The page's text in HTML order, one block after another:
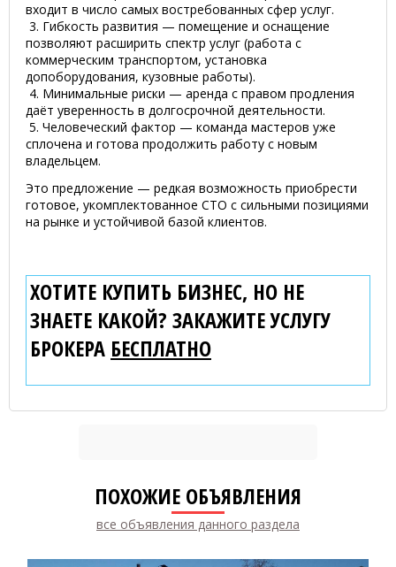
входит в число самых востребованных сфер услуг.
3. Гибкость развития — помещение и оснащение
позволяют расширить спектр услуг (работа с
коммерческим транспортом, установка
допоборудования, кузовные работы).
4. Минимальные риски — аренда с правом продления
даёт уверенность в долгосрочной деятельности.
5. Человеческий фактор — команда мастеров уже
сплочена и готова продолжить работу с новым
владельцем.
Это предложение — редкая возможность приобрести
готовое, укомплектованное СТО с сильными позициями
на рынке и устойчивой базой клиентов.
ХОТИТЕ КУПИТЬ БИЗНЕС, НО НЕ
ЗНАЕТЕ КАКОЙ? ЗАКАЖИТЕ УСЛУГУ
БРОКЕРА БЕСПЛАТНО
ПОХОЖИЕ ОБЪЯВЛЕНИЯ
все объявления данного раздела